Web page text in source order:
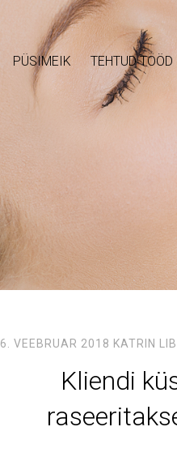
PÜSIMEIK TEHTUD TÖÖD
6. VEEBRUAR 2018 KATRIN
Kliendi